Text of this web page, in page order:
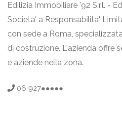
Edilizia Immobiliare '92 S.r.l. -
Societa' a Responsabilita'
con sede a Roma,
di costruzione. L'azienda offre
e aziende nella zona.
06 927●●●●●